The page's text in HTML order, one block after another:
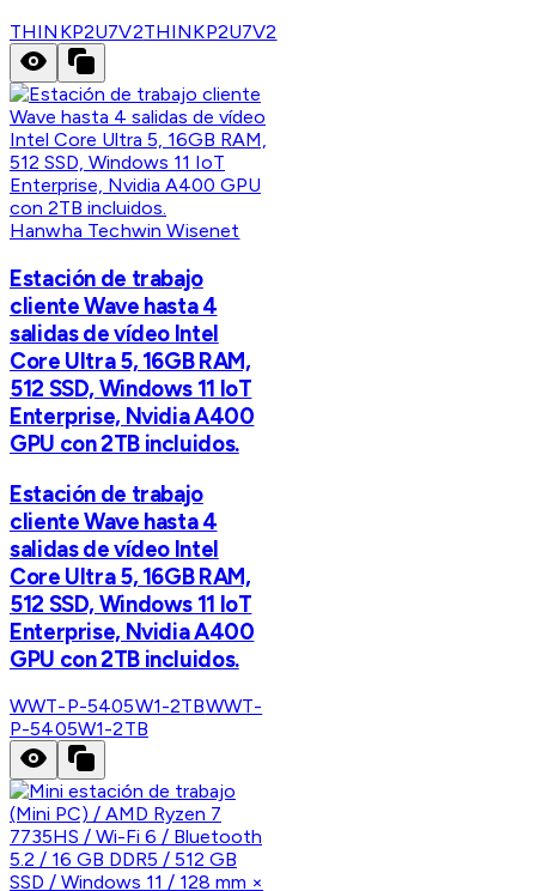
THINKP2U7V2THINKP2U7V2
Hanwha Techwin Wisenet
Estación de trabajo
cliente Wave hasta 4
salidas de vídeo Intel
Core Ultra 5, 16GB RAM,
512 SSD, Windows 11 IoT
Enterprise, Nvidia A400
GPU con 2TB incluidos.
Estación de trabajo
cliente Wave hasta 4
salidas de vídeo Intel
Core Ultra 5, 16GB RAM,
512 SSD, Windows 11 IoT
Enterprise, Nvidia A400
GPU con 2TB incluidos.
WWT-P-5405W1-2TBWWT-
P-5405W1-2TB